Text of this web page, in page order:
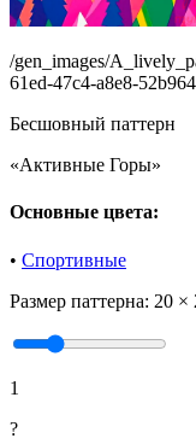
/gen_images/
61ed-47c4-a8e8-
Бесшовный паттерн
«Активные Горы»
Основные цвета:
• Спортивные
Размер паттерна: 20 ×
1
?